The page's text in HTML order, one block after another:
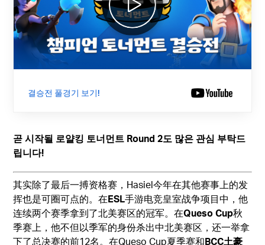
결승전 풀경기 보기!
곧 시작될 로얄킹 토너먼트 Round 2도 많은 관심 부탁드
립니다!
其实除了最后一搏资格赛，Hasiel今年在其他赛事上的发
挥也是可圈可点的。在ESL手游电竞皇室战争项目中，他
连续两个赛季拿到了北美赛区的冠军。在Queso Cup秋
季赛上，他不但以季军的身份杀出中北美赛区，还一举拿
下了总决赛的前12名。在Queso Cup夏季赛和BCC土豪